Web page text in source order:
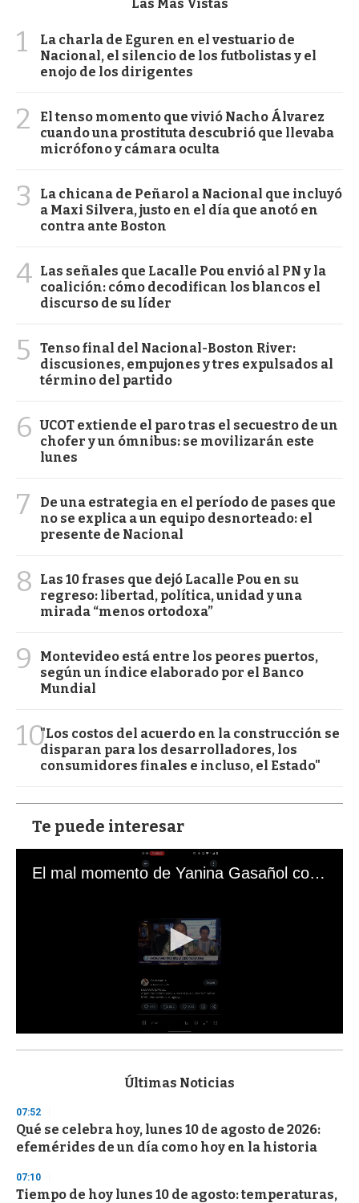
Las Más Vistas
1
La charla de Eguren en el vestuario de
Nacional, el silencio de los futbolistas y el
enojo de los dirigentes
2
El tenso momento que vivió Nacho Álvarez
cuando una prostituta descubrió que llevaba
micrófono y cámara oculta
3
La chicana de Peñarol a Nacional que incluyó
a Maxi Silvera, justo en el día que anotó en
contra ante Boston
4 Las señales que Lacalle Pou envió al PN y la
coalición: cómo decodifican los blancos el
discurso de su líder
5
Tenso final del Nacional-Boston River:
discusiones, empujones y tres expulsados al
término del partido
6 UCOT extiende el paro tras el secuestro de un
chofer y un ómnibus: se movilizarán este
lunes
7
De una estrategia en el período de pases que
no se explica a un equipo desnorteado: el
presente de Nacional
8
Las 10 frases que dejó Lacalle Pou en su
regreso: libertad, política, unidad y una
mirada “menos ortodoxa”
9
Montevideo está entre los peores puertos,
según un índice elaborado por el Banco
Mundial
10"Los costos del acuerdo en la construcción se
disparan para los desarrolladores, los
consumidores finales e incluso, el Estado"
Te puede interesar
El mal momento de Yanina Gasañol con un hincha argentino en "Subrayado"
s
d
s
o
f
3
s
Últimas Noticias
07:52
Qué se celebra hoy, lunes 10 de agosto de 2026:
efemérides de un día como hoy en la historia
07:10
Tiempo de hoy lunes 10 de agosto: temperaturas,